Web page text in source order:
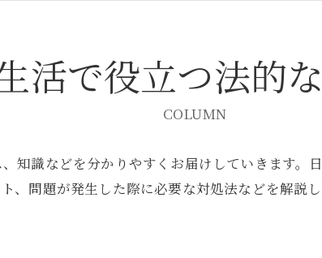
活で役立つ法的
COLUMN
知識などを分かりやすくお届けしていきます。
、問題が発生した際に必要な対処法などを解説